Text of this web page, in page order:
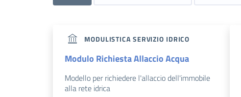
MODULISTICA SERVIZIO IDRICO
Modulo Richiesta Allaccio Acqua
Modello per richiedere l'allaccio dell'immobile
alla rete idrica